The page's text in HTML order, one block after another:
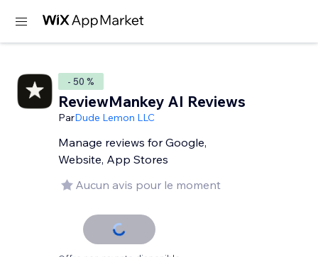
- 50 %
ReviewMankey AI Reviews
ParDude Lemon LLC
Manage reviews for Google,
Website, App Stores
Aucun avis pour le moment